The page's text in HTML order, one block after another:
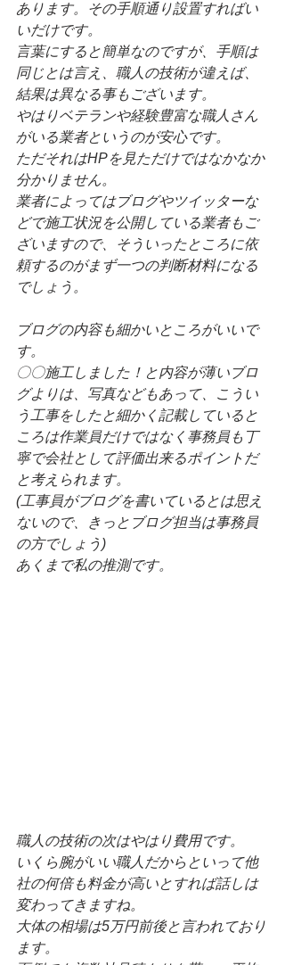
あります。その手順通り設置すればい
いだけです。
言葉にすると簡単なのですが、手順は
同じとは言え、職人の技術が違えば、
結果は異なる事もございます。
やはりベテランや経験豊富な職人さん
がいる業者というのが安心です。
ただそれはHPを見ただけではなかなか
分かりません。
業者によってはブログやツイッターな
どで施工状況を公開している業者もご
ざいますので、そういったところに依
頼するのがまず一つの判断材料になる
でしょう。
ブログの内容も細かいところがいいで
す。
〇〇施工しました！と内容が薄いブロ
グよりは、写真などもあって、こうい
う工事をしたと細かく記載していると
ころは作業員だけではなく事務員も丁
寧で会社として評価出来るポイントだ
と考えられます。
(工事員がブログを書いているとは思え
ないので、きっとブログ担当は事務員
の方でしょう)
あくまで私の推測です。
職人の技術の次はやはり費用です。
いくら腕がいい職人だからといって他
社の何倍も料金が高いとすれば話しは
変わってきますね。
大体の相場は5万円前後と言われており
ます。